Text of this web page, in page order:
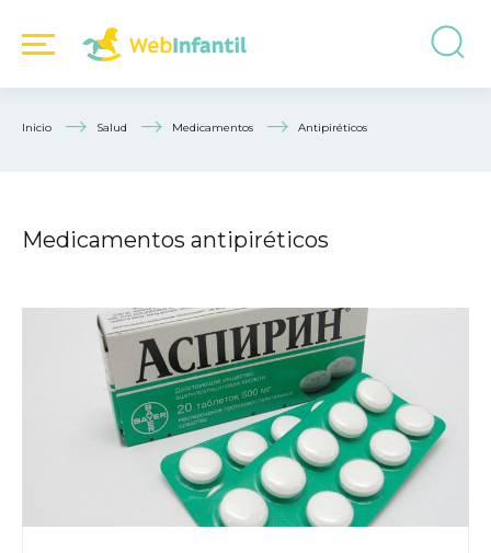
Inicio Salud Medicamentos Antipiréticos
Medicamentos antipiréticos